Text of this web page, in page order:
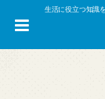
生活に役立つ知識